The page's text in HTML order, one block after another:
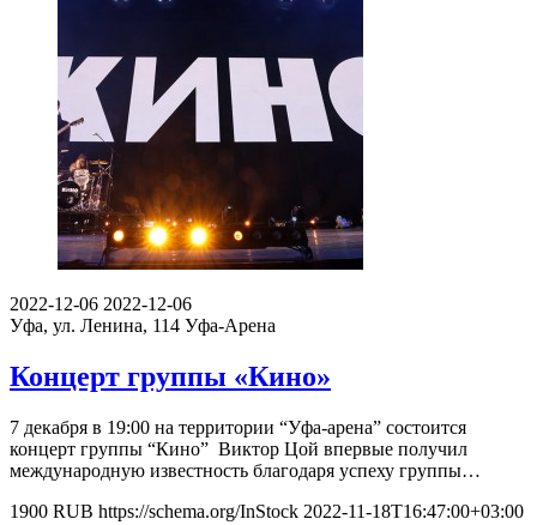
2022-12-06 2022-12-06
Уфа, ул. Ленина, 114 Уфа-Арена
Концерт группы «Кино»
7 декабря в 19:00 на территории “Уфа-арена” состоится
концерт группы “Кино” Виктор Цой впервые получил
международную известность благодаря успеху группы…
1900 RUB https://schema.org/InStock 2022-11-18T16:47:00+03:00